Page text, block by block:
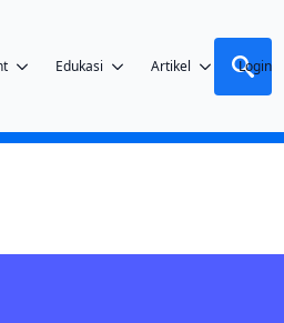
Edukasi Artikel Login
for: